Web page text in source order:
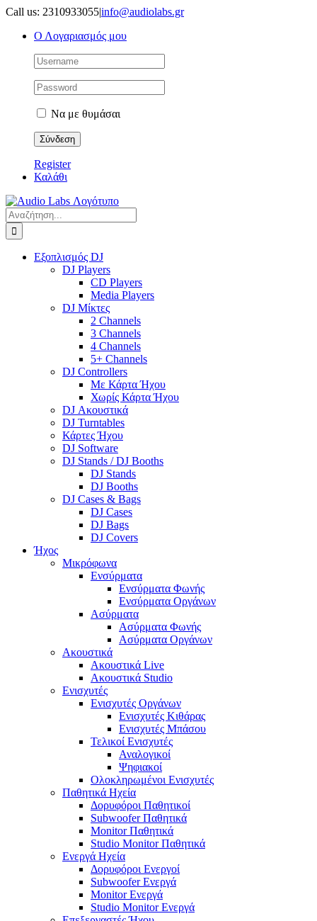
Μετάβαση
περιεχόμενο
Call us: 2310933055|info@audiolabs.gr
Ο Λογαριασμός μου
Να με θυμάσαι
Register
Καλάθι
Αναζήτηση
για:
Εξοπλισμός DJ
DJ Players
CD Players
Media Players
DJ Μίκτες
2 Channels
3 Channels
4 Channels
5+ Channels
DJ Controllers
Με Κάρτα Ήχου
Χωρίς Κάρτα Ήχου
DJ Ακουστικά
DJ Turntables
Κάρτες Ήχου
DJ Software
DJ Stands / DJ Booths
DJ Stands
DJ Booths
DJ Cases & Bags
DJ Cases
DJ Bags
DJ Covers
Ήχος
Μικρόφωνα
Ενσύρματα
Ενσύρματα Φωνής
Ενσύρματα Οργάνων
Ασύρματα
Ασύρματα Φωνής
Ασύρματα Οργάνων
Ακουστικά
Ακουστικά Live
Ακουστικά Studio
Ενισχυτές
Ενισχυτές Οργάνων
Ενισχυτές Κιθάρας
Ενισχυτές Μπάσου
Τελικοί Ενισχυτές
Αναλογικοί
Ψηφιακοί
Ολοκληρωμένοι Ενισχυτές
Παθητικά Ηχεία
Δορυφόροι Παθητικοί
Subwoofer Παθητικά
Monitor Παθητικά
Studio Monitor Παθητικά
Ενεργά Ηχεία
Δορυφόροι Ενεργοί
Subwoofer Ενεργά
Monitor Ενεργά
Studio Monitor Ενεργά